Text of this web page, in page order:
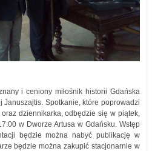
i ceniony miłośnik historii Gdańska
Januszajtis. Spotkanie, które poprowadzi
dziennikarka, odbędzie się w piątek,
w Dworze Artusa w Gdańsku. Wstęp
będzie można nabyć publikację w
będzie można zakupić stacjonarnie w